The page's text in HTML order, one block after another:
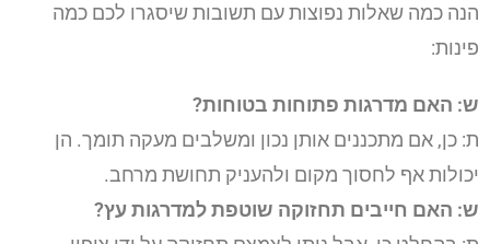
הנה כמה שאלות נפוצות עם תשובות שיסגרו לכם כמה
פינות:
ש: האם מדרגות פתוחות בטוחות?
ת: כן, אם מתכננים אותן נכון ומשלבים מעקה תומך. הן
יכולות אף לחסוך מקום ולהעניק תחושת מרחב.
ש: האם חייבים תחזוקה שוטפת למדרגות עץ?